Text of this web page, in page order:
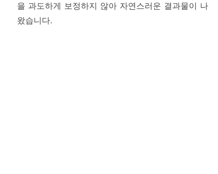
을 과도하게 보정하지 않아 자연스러운 결과물이 나
왔습니다.